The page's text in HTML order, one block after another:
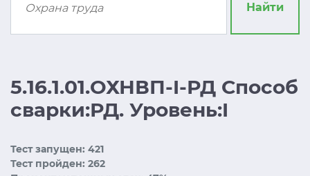
Найти
5.16.1.01.ОХНВП-I-РД Способ
сварки:РД. Уровень:I
Тест запущен: 421
Тест пройден: 262